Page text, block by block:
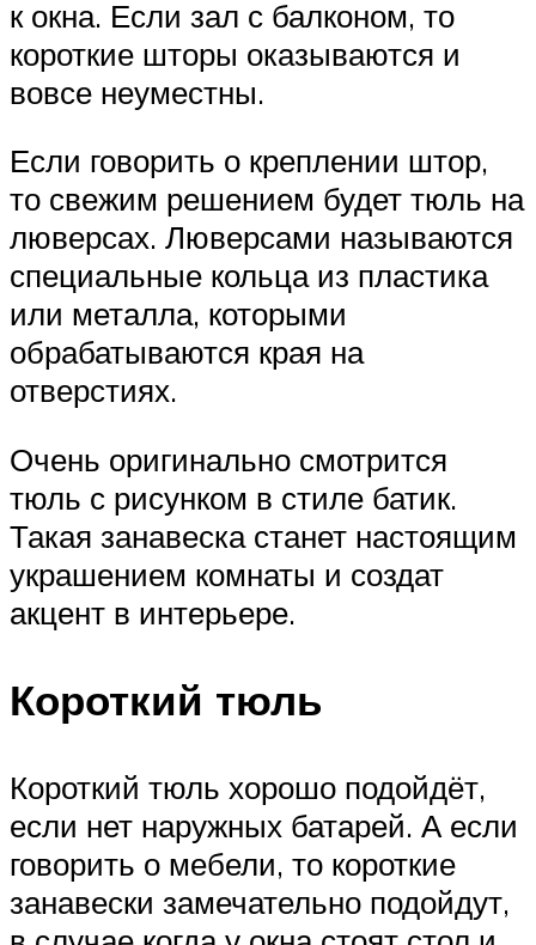
к окна. Если зал с балконом, то
короткие шторы оказываются и
вовсе неуместны.
Если говорить о креплении штор,
то свежим решением будет тюль на
люверсах. Люверсами называются
специальные кольца из пластика
или металла, которыми
обрабатываются края на
отверстиях.
Очень оригинально смотрится
тюль с рисунком в стиле батик.
Такая занавеска станет настоящим
украшением комнаты и создат
акцент в интерьере.
Короткий тюль
Короткий тюль хорошо подойдёт,
если нет наружных батарей. А если
говорить о мебели, то короткие
занавески замечательно подойдут,